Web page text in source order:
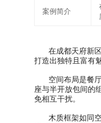
案例简介
在成都天府新
打造出独特且富有
空间布局是餐
座与半开放包间的
免相互干扰。
木质框架如同